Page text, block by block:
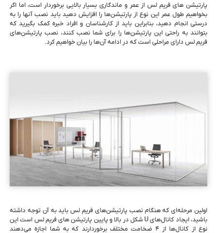
پارتیشن ‌های فریم لس از عمر و ماندگاری بسیار بالایی برخوردار است، اما اگر
بخواهیم طول عمر این نوع از پارتیشن‌ها را افزایش دهید باید نصب آنها را به‌
درستی انجام دهید، بنابراین باید از کارشناسان و افراد خبره کمک بگیرید که
بتوانند به ‌راحتی این پارتیشن‌ها را برای شما نصب کنند، نصب پارتیشن‌های
فریم لس دارای مراحلی است که در ادامه آن‌‌ها را بیان خواهیم کرد.
اولین مرحله‌ای که هنگام نصب پارتیشن‌‌های فریم لس باید به آن توجه داشته
باشید، ایجاد کانال‌های U شکل در بالا و پایین پارتیشن‌ های فریم لس است این
نوع از کانال‌ها از ۴ ضخامت مختلف برخوردارند که به شما اجازه می‌دهند